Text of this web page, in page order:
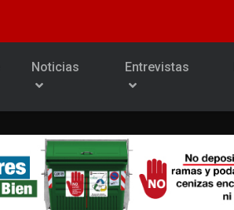
Noticias Entrevistas